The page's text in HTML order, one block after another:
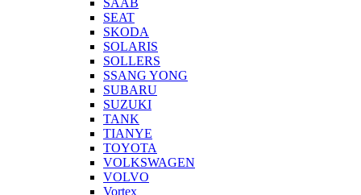
SAAB
SEAT
SKODA
SOLARIS
SOLLERS
SSANG YONG
SUBARU
SUZUKI
TANK
TIANYE
TOYOTA
VOLKSWAGEN
VOLVO
Vortex